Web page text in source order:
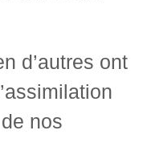
d’autres ont
nos